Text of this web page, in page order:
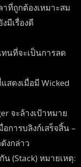
ที่ถูกต้องเหมาะสม
มีเรื่องดี
นที่จะเป็นการลด
สดงเมื่อมี Wicked
จะล้างเป้าหมาย
การบลิงก์เสร็จสิ้น –
งกล่าว
(Stack) หมายเหตุ: